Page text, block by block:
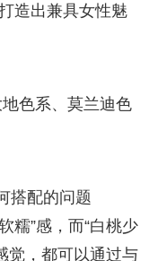
造出兼具女性魅
色系、莫兰迪色
搭配的问题
糯”感，而“白桃少
觉，都可以通过与